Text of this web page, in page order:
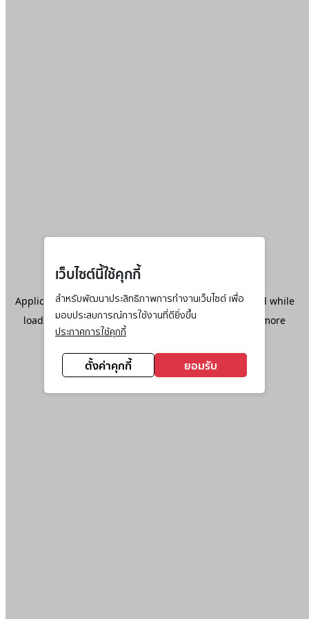
เว็บไซต์นี้ใช้คุกกี้
สำหรับพัฒนาประสิทธิภาพการทำงานเว็บไซต์ เพื่อ
มอบประสบการณ์การใช้งานที่ดียิ่งขึ้น
ประกาศการใช้คุกกี้
ตั้งค่าคุกกี้ ยอมรับ
Application error: aclient-side exception has occurred while
loadingwww.ktc.co.th(see the browser console
for more
information).